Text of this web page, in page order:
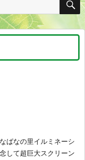
ばなの里イルミネーシ
して超巨大スクリーン